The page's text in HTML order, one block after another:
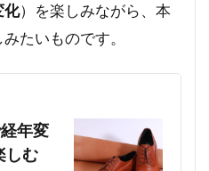
化）を楽しみながら、本
たいものです。
年変
しむ